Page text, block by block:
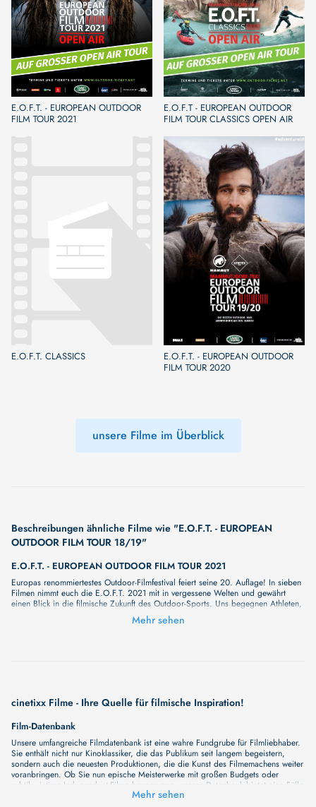
E.O.F.T. - EUROPEAN OUTDOOR
FILM TOUR 2021
E.O.F.T - EUROPEAN OUTDOOR
FILM TOUR CLASSICS OPEN AIR
E.O.F.T. CLASSICS
E.O.F.T. - EUROPEAN OUTDOOR
FILM TOUR 2020
unsere Filme im Überblick
Beschreibungen ähnliche Filme wie "E.O.F.T. - EUROPEAN
OUTDOOR FILM TOUR 18/19"
E.O.F.T. - EUROPEAN OUTDOOR FILM TOUR 2021
Europas renommiertestes Outdoor-Filmfestival feiert seine 20. Auflage! In sieben
Filmen nimmt euch die E.O.F.T. 2021 mit in vergessene Welten und gewährt
einen Blick in die filmische Zukunft des Outdoor-Sports. Uns begegnen Athleten,
die ihr Leben ganz ihrem Entdeckergeist verschrieben haben. Ob im tiefen
Dschungel, in eisigen Höhen oder en route einmal rund um die Welt - unsere
Tourgeschichte. Freut euch auf ein all-female Abenteuer quer durch Baffin Island,
Petit Bus Rouge. Begleitet uns an eisige Strände im hohen Norden, in den
mexikanischen Dschungel und quer durchs Reich der Mitte.
E.O.F.T. CLASSICS
Die besten Abenteuer der European Outdoor Film Tour unter freiem Himmel. Bei
den E.O.F.T. CLASSICS Open Airs zeigen wir sieben Filme aus 20 Jahren
Tourgeschichte. Freut euch auf ein all-female Abenteuer quer durch Baffin Island,
Kyle Dempsters kirgisischen Biketrip oder die zirkusreifen Aktionen der Crew im
Mehr sehen
cinetixx Filme - Ihre Quelle für filmische Inspiration!
Film-Datenbank
Unsere umfangreiche Filmdatenbank ist eine wahre Fundgrube für Filmliebhaber.
Sie enthält nicht nur Kinoklassiker, die das Publikum seit langem begeistern,
sondern auch die neuesten Produktionen, die die Kunst des Filmemachens weiter
voranbringen. Ob Sie nun epische Meisterwerke mit großen Budgets oder
subtile, intime Independent-Filme bevorzugen, unsere Datenbank bietet eine Fülle
von Inhalten, die Ihr Herz und Ihren Geist berühren werden. Beim Durchstöbern
Mehr sehen